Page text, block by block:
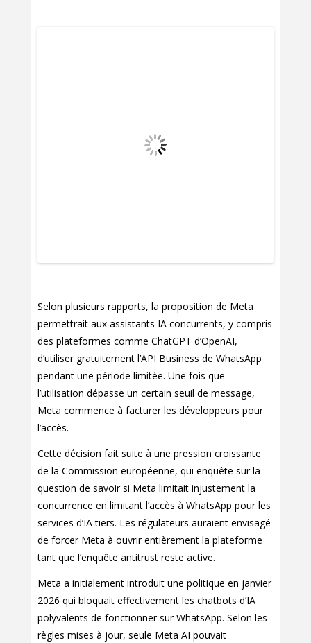
Selon plusieurs rapports, la proposition de Meta
permettrait aux assistants IA concurrents, y compris
des plateformes comme ChatGPT d’OpenAI,
d’utiliser gratuitement l’API Business de WhatsApp
pendant une période limitée. Une fois que
l’utilisation dépasse un certain seuil de message,
Meta commence à facturer les développeurs pour
l’accès.
Cette décision fait suite à une pression croissante
de la Commission européenne, qui enquête sur la
question de savoir si Meta limitait injustement la
concurrence en limitant l’accès à WhatsApp pour les
services d’IA tiers. Les régulateurs auraient envisagé
de forcer Meta à ouvrir entièrement la plateforme
tant que l’enquête antitrust reste active.
Meta a initialement introduit une politique en janvier
2026 qui bloquait effectivement les chatbots d’IA
polyvalents de fonctionner sur WhatsApp. Selon les
règles mises à jour, seule Meta AI pouvait